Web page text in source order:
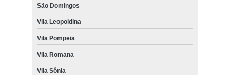
São Domingos
Vila Leopoldina
Vila Pompeia
Vila Romana
Vila Sônia